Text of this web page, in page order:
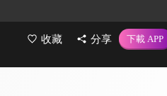
收藏 分享